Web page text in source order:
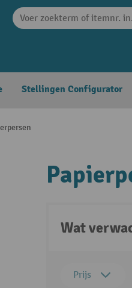
Stellingen Configurator
Wat
Prijs